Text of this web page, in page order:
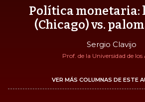
Política monetaria:
(Chicago) vs.
Sergio Clavijo
Prof. de la Universidad de los
VER MÁS COLUMNAS DE ESTE